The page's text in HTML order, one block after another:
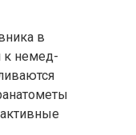
в
к немед­